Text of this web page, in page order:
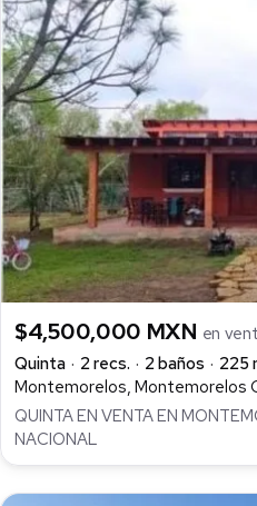
$4,500,000 MXN en
Quinta
2 recs. 2 baños
225
Montemorelos, Montemorelos
QUINTA EN VENTA EN
NACIONAL